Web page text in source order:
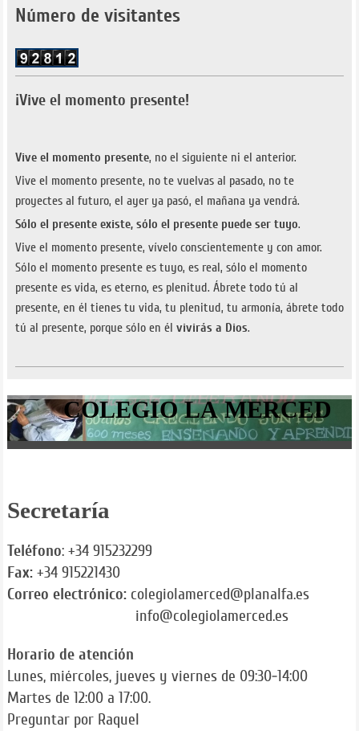
Número de visitantes
¡Vive el momento presente!
Vive el momento presente, no el siguiente ni el anterior.
Vive el momento presente, no te vuelvas al pasado, no te
proyectes al futuro, el ayer ya pasó, el mañana ya vendrá.
Sólo el presente existe, sólo el presente puede ser tuyo.
Vive el momento presente, vívelo conscientemente y con amor.
Sólo el momento presente es tuyo, es real, sólo el momento
presente es vida, es eterno, es plenitud. Ábrete todo tú al
presente, en él tienes tu vida, tu plenitud, tu armonía, ábrete todo
tú al presente, porque sólo en él vivirás a Dios.
Secretaría
Teléfono: +34 915232299
Fax:+34 915221430
Correo electrónico:colegiolamerced@planalfa.es
info@colegiolamerced.es
Horario de atención
Lunes, miércoles, jueves y viernes de 09:30-14:00
Martes de 12:00 a 17:00.
Preguntar por Raquel